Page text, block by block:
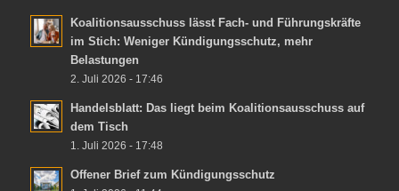
Koalitionsausschuss lässt Fach- und Führungskräfte
im Stich: Weniger Kündigungsschutz, mehr
Belastungen
2. Juli 2026 - 17:46
Handelsblatt: Das liegt beim Koalitionsausschuss auf
dem Tisch
1. Juli 2026 - 17:48
Offener Brief zum Kündigungsschutz